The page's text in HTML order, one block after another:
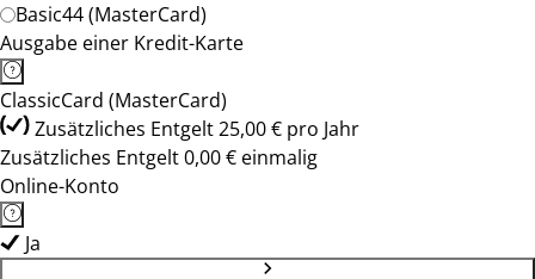
Basic44 (MasterCard)
Ausgabe einer Kredit-Karte
ClassicCard (MasterCard)
Zusätzliches Entgelt 25,00 € pro Jahr
Zusätzliches Entgelt 0,00 € einmalig
Online-Konto
Ja